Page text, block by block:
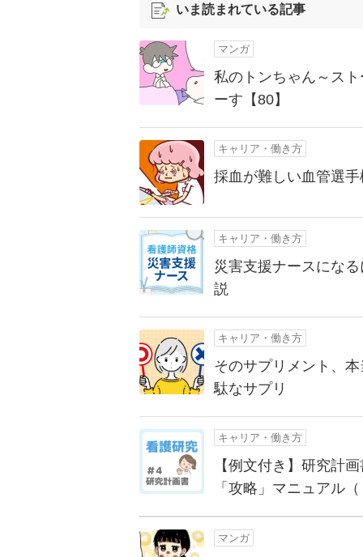
いま読まれている記事
マンガ
私のトンちゃん～ス
ーす【80】
キャリア・働き方
採血が難しい血管選
キャリア・働き方
災害支援ナースにな
説
キャリア・働き方
そのサプリメント、
駄なサプリ
キャリア・働き方
【例文付き】研究計
「攻略」マニュアル
マンガ